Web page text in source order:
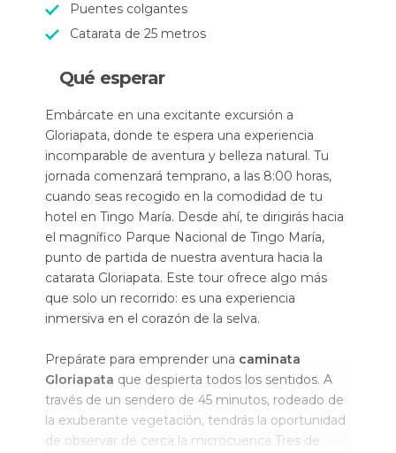
Puentes colgantes
Catarata de 25 metros
Qué esperar
Embárcate en una excitante excursión a
Gloriapata, donde te espera una experiencia
incomparable de aventura y belleza natural. Tu
jornada comenzará temprano, a las 8:00 horas,
cuando seas recogido en la comodidad de tu
hotel en Tingo María. Desde ahí, te dirigirás hacia
el magnífico Parque Nacional de Tingo María,
punto de partida de nuestra aventura hacia la
catarata Gloriapata. Este tour ofrece algo más
que solo un recorrido: es una experiencia
inmersiva en el corazón de la selva.
Prepárate para emprender una caminata
Gloriapata que despierta todos los sentidos. A
través de un sendero de 45 minutos, rodeado de
la exuberante vegetación, tendrás la oportunidad
de observar de cerca la microcuenca Tres de